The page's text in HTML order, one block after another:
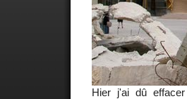
Hier j'ai dû